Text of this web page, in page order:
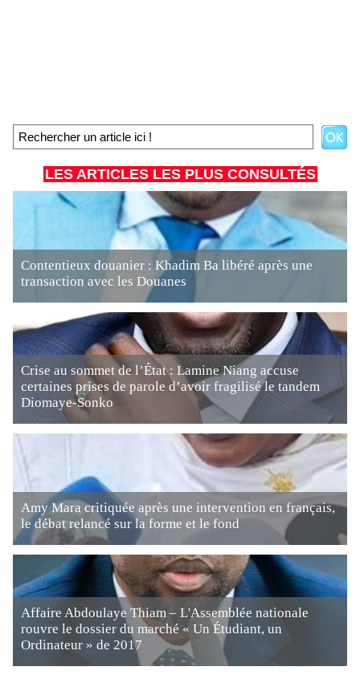
LES ARTICLES LES PLUS CONSULTÉS
Contentieux douanier : Khadim Ba libéré après une
transaction avec les Douanes
Crise au sommet de l’État : Lamine Niang accuse
certaines prises de parole d’avoir fragilisé le tandem
Diomaye-Sonko
Amy Mara critiquée après une intervention en français,
le débat relancé sur la forme et le fond
Affaire Abdoulaye Thiam – L'Assemblée nationale
rouvre le dossier du marché « Un Étudiant, un
Ordinateur » de 2017